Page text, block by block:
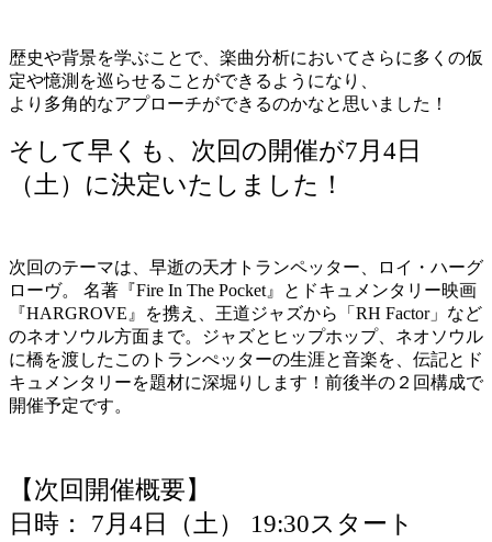
歴史や背景を学ぶことで、楽曲分析においてさらに多くの仮
定や憶測を巡らせることができるようになり、
より多角的なアプローチができるのかなと思いました！
そして早くも、次回の開催が7月4日
（土）に決定いたしました！
次回のテーマは、早逝の天才トランペッター、ロイ・ハーグ
ローヴ。 名著『Fire In The Pocket』とドキュメンタリー映画
『HARGROVE』を携え、王道ジャズから「RH Factor」など
のネオソウル方面まで。ジャズとヒップホップ、ネオソウル
に橋を渡したこのトランぺッターの生涯と音楽を、伝記とド
キュメンタリーを題材に深堀りします！前後半の２回構成で
開催予定です。
【次回開催概要】
日時： 7月4日（土） 19:30スタート